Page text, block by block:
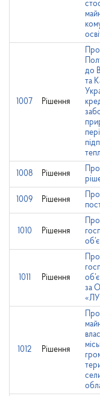
1007 Рішення
до
та
1008 Рішення
1009 Рішення
1010 Рішення
1011 Рішення
за
1012 Рішення